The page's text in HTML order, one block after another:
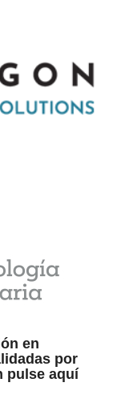
en
por
pulse aquí